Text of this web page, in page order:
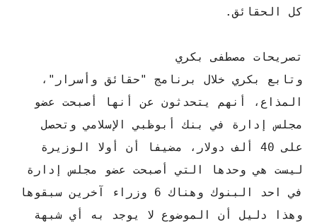
كل الحقائق.
تصريحات مصطفى بكري
وتابع بكري خلال برنامج "حقائق وأسرار"،
المذاع، أنهم يتحدثون عن أنها أصبحت عضو
مجلس إدارة في بنك أبوظبي الإسلامي وتحصل
على 40 ألف دولار، مضيفا أن أولا الوزيرة
ليست هي وحدها التي أصبحت عضو مجلس إدارة
في احد البنوك وهناك 6 وزراء آخرين سبقوها
وهذا دليل أن الموضوع لا يوجد به أي شبهة